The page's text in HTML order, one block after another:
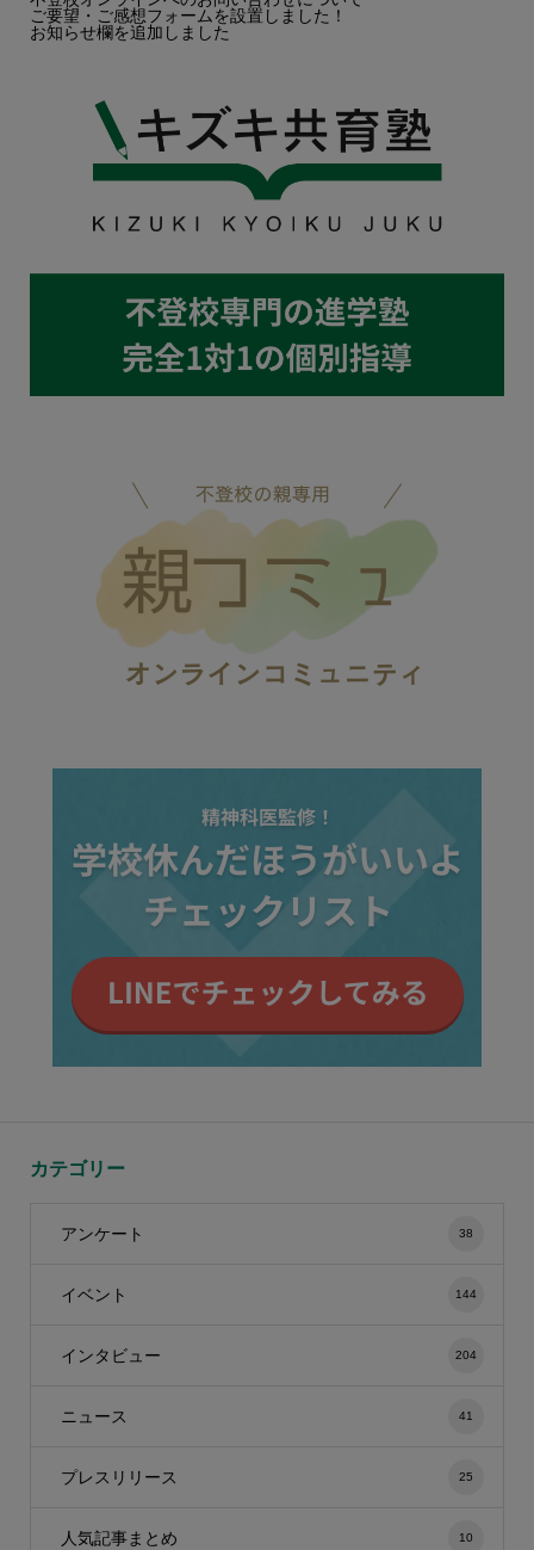
ご要望・ご感想フォームを設置しました！
お知らせ欄を追加しました
カテゴリー
アンケート 38
イベント 144
インタビュー 204
ニュース 41
プレスリリース 25
人気記事まとめ 10